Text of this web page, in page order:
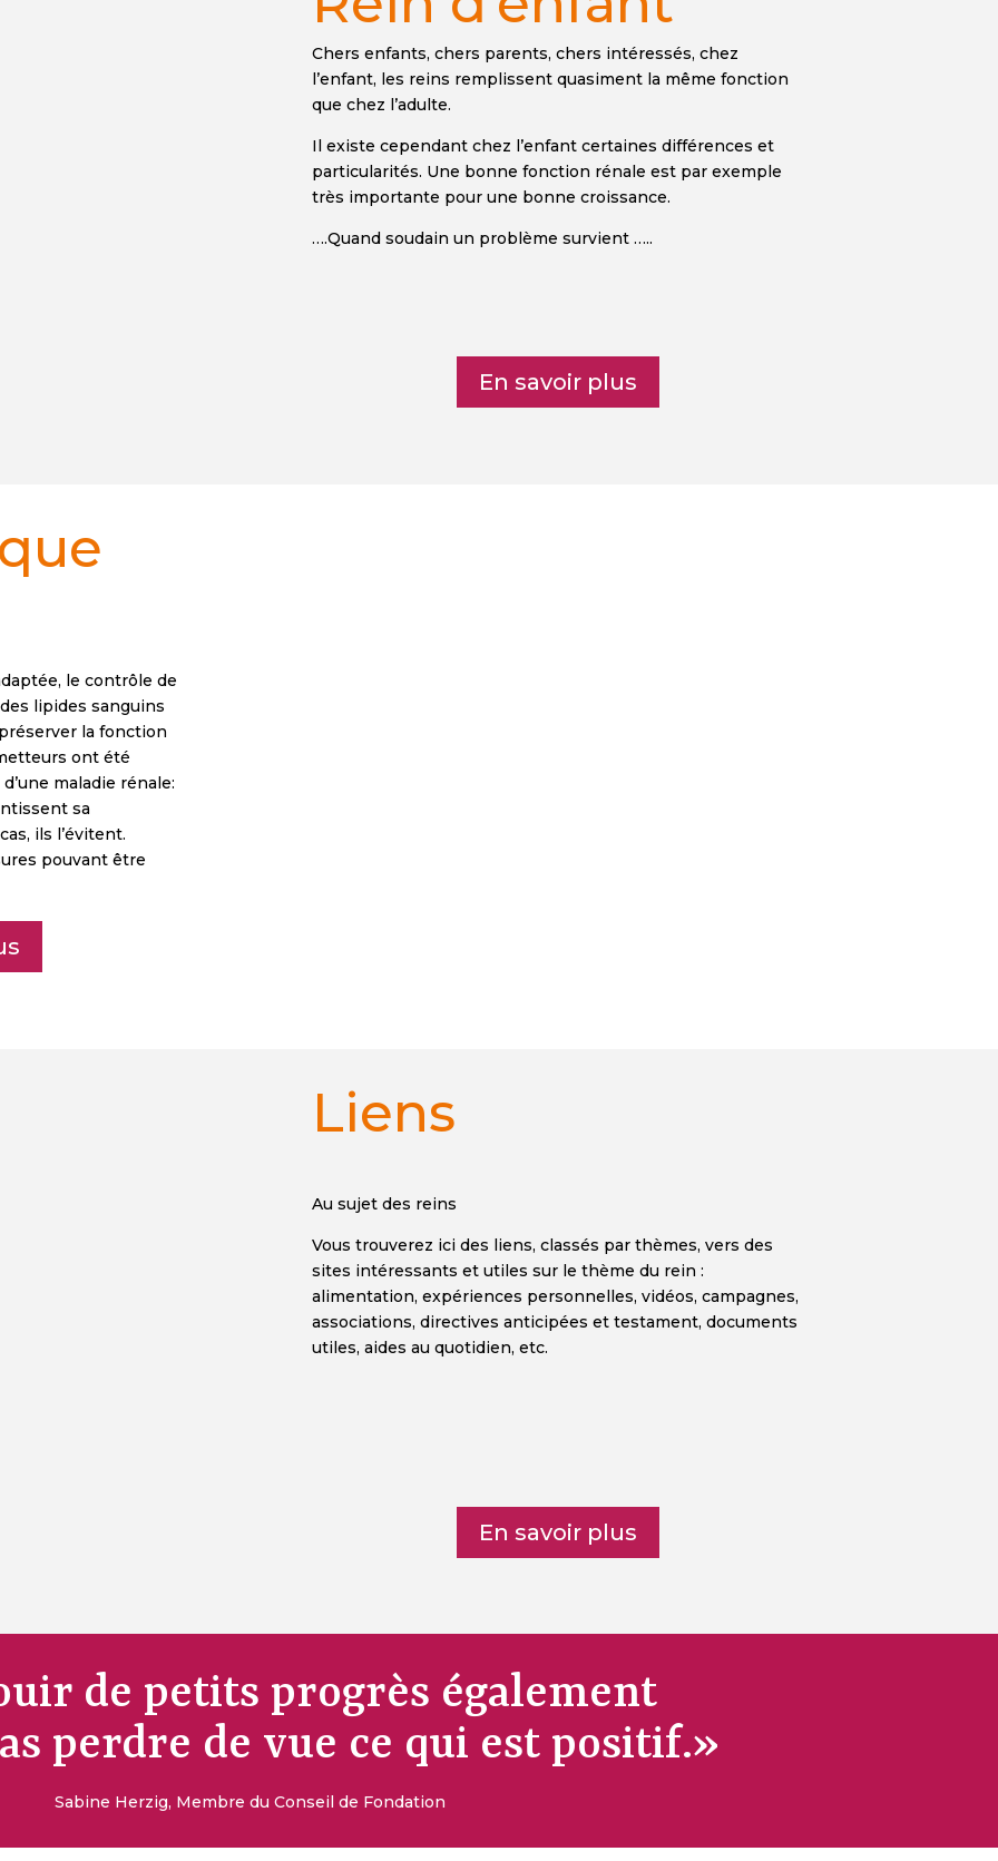
Chers enfants, chers parents, chers intéressés, chez
l’enfant, les reins remplissent quasiment la même fonction
que chez l’adulte.
Il existe cependant chez l’enfant certaines différences et
particularités. Une bonne fonction rénale est par exemple
très importante pour une bonne croissance.
….Quand soudain un problème survient …..
En savoir plus
le contrôle de
lipides sanguins
la fonction
ont été
maladie rénale:
sa
ils l’évitent.
pouvant être
Liens
Au sujet des reins
Vous trouverez ici des liens, classés par thèmes, vers des
sites intéressants et utiles sur le thème du rein :
alimentation, expériences personnelles, vidéos, campagnes,
associations, directives anticipées et testament, documents
utiles, aides au quotidien, etc.
En savoir plus
de petits progrès également
perdre de vue ce qui est positif.»
Sabine Herzig, Membre du Conseil de Fondation